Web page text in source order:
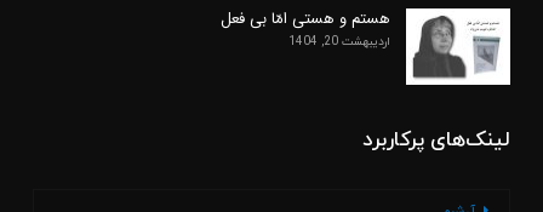
هستم و هستی امّا بی فعل
اردیبهشت 20, 1404
لینک‌های پرکاربرد